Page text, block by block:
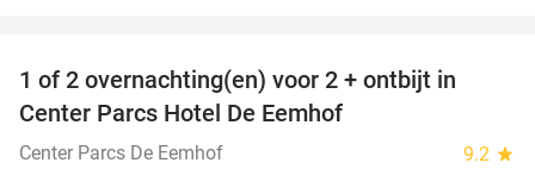
1 of 2 overnachting(en) voor 2 + ontbijt in
Center Parcs Hotel De Eemhof
Center Parcs De Eemhof 9.2 star